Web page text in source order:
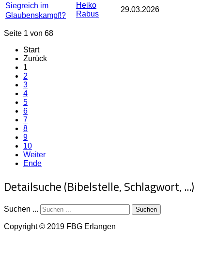
Siegreich im
Glaubenskampf!?
Heiko
Rabus
29.03.2026
Seite 1 von 68
Start
Zurück
1
2
3
4
5
6
7
8
9
10
Weiter
Ende
Detailsuche (Bibelstelle, Schlagwort, ...)
Suchen ... Suchen
Copyright © 2019 FBG Erlangen